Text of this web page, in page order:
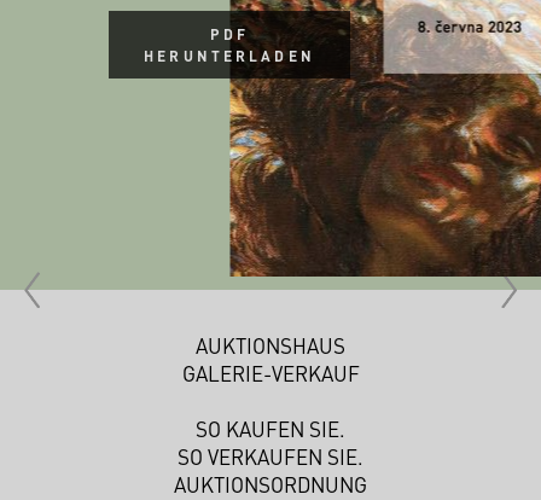
PDF
HERUNTERLADEN
AUKTIONSHAUS
GALERIE-VERKAUF
SO KAUFEN SIE.
SO VERKAUFEN SIE.
AUKTIONSORDNUNG